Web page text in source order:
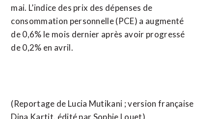
mai. L’indice des prix des dépenses de
consommation personnelle (PCE) a augmenté
de 0,6% le mois dernier après avoir progressé
de 0,2% en avril.
(Reportage de Lucia Mutikani ; version française
Dina Kartit, édité par Sophie Louet)